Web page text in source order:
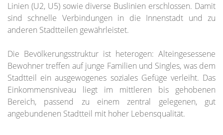
Linien (U2, U5) sowie diverse Buslinien erschlossen. Damit
sind schnelle Verbindungen in die Innenstadt und zu
anderen Stadtteilen gewährleistet.
Die Bevölkerungsstruktur ist heterogen: Alteingesessene
Bewohner treffen auf junge Familien und Singles, was dem
Stadtteil ein ausgewogenes soziales Gefüge verleiht. Das
Einkommensniveau liegt im mittleren bis gehobenen
Bereich, passend zu einem zentral gelegenen, gut
angebundenen Stadtteil mit hoher Lebensqualität.